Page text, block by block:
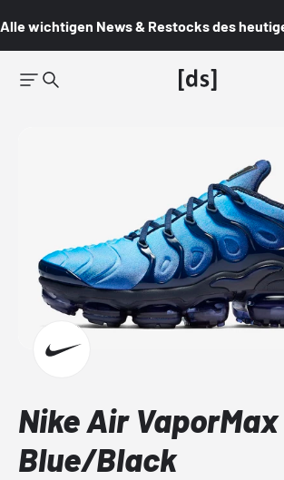
Alle wichtigen News & Restocks des
Nike Air
Blue/Black